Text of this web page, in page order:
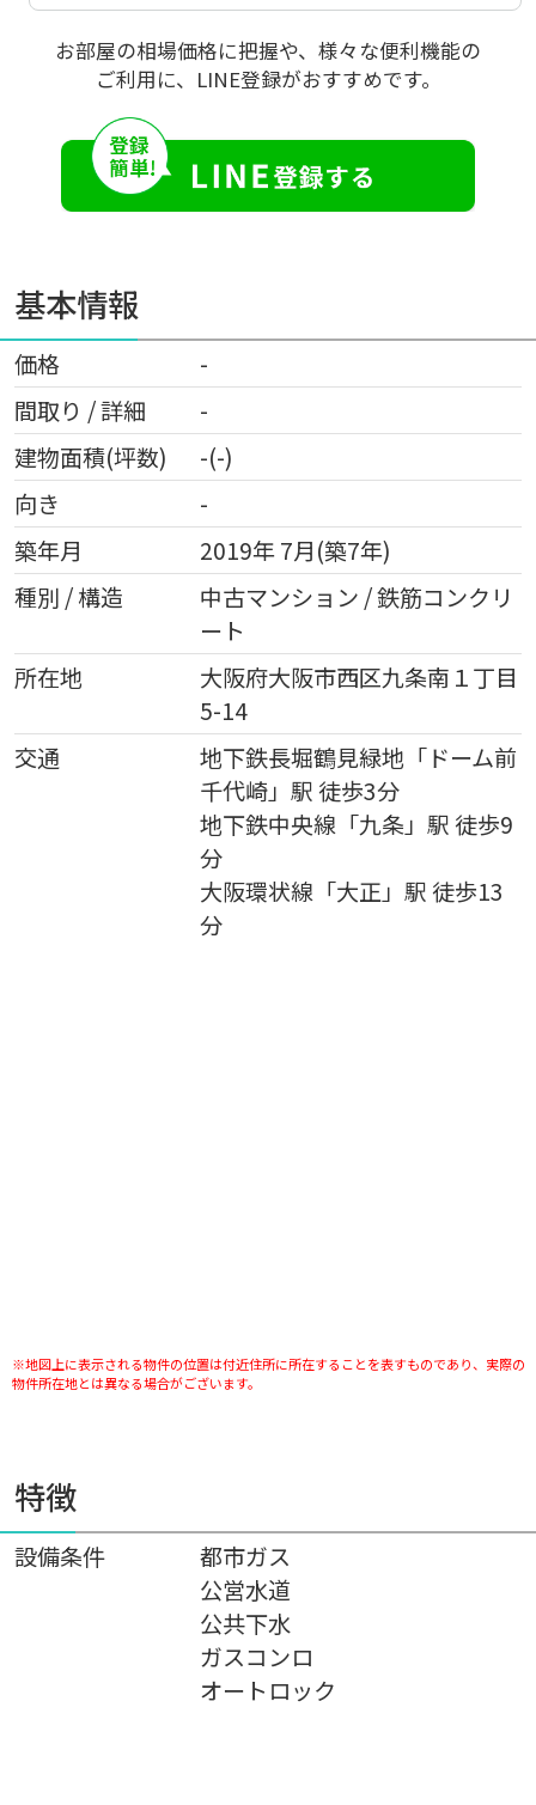
お部屋の相場価格に把握や、様々な便利機能の
ご利用に、LINE登録がおすすめです。
基本情報
価格
-
間取り / 詳細
-
建物面積(坪数)
-(-)
向き
-
築年月
2019年 7月(築7年)
種別 / 構造
中古マンション / 鉄筋コンクリ
ート
所在地
大阪府大阪市西区九条南 １丁目
5-14
交通
地下鉄長堀鶴見緑地 「ドーム前
千代崎」駅 徒歩3分
地下鉄中央線「九条」駅 徒歩9
分
大阪環状線「大正」駅 徒歩13
分
※地図上に表示される物件の位置は付近住所に所在することを表すものであり、実際の
物件所在地とは異なる場合がございます。
特徴
設備条件
都市ガス
公営水道
公共下水
ガスコンロ
オートロック